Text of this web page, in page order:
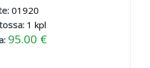
01920
1 kpl
95.00 €